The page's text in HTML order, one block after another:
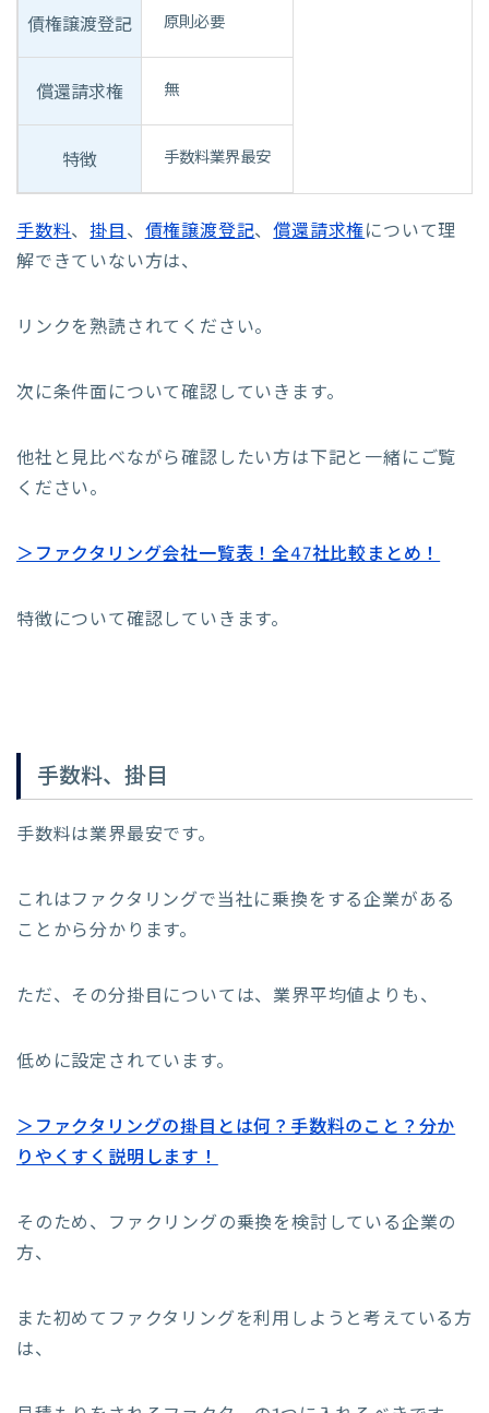
債権譲渡登記 原則必要
償還請求権 無
特徴 手数料業界最安
手数料、掛目、 債権譲渡登記、償還請求権について理
解できていない方は、
リンクを熟読されてください。
次に条件面について確認していきます。
他社と見比べながら確認したい方は下記と一緒にご覧
ください。
＞ファクタリング会社一覧表！全47社比較まとめ！
特徴について確認していきます。
手数料、掛目
手数料は業界最安です。
これはファクタリングで当社に乗換をする企業がある
ことから分かります。
ただ、その分掛目については、業界平均値よりも、
低めに設定されています。
＞ファクタリングの掛目とは何？手数料のこと？分か
りやくすく説明します！
そのため、ファクリングの乗換を検討している企業の
方、
また初めてファクタリングを利用しようと考えている方
は、